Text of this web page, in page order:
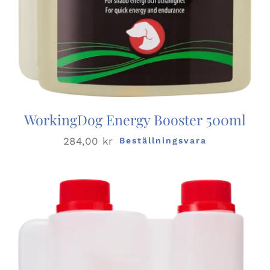
WorkingDog Energy Booster 500ml
284,00 kr Beställningsvara